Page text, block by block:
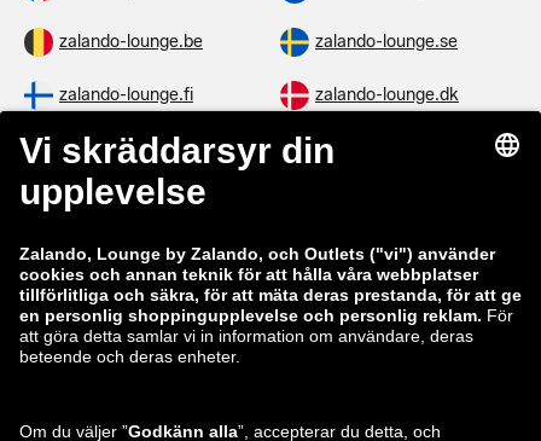
zalando-lounge.be zalando-lounge.se
zalando-lounge.fi zalando-lounge.dk
zalando-lounge.co.uk zalando-lounge.pl
zalando-prive.es
zalando-lounge.lt zalando-lounge.sk
zalando-lounge.ro zalando-lounge.hr
zalando-lounge.si